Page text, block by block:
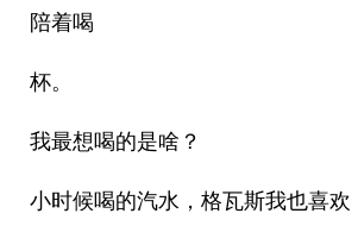
陪着喝
杯。
我最想喝的是啥？
小时候喝的汽水，格瓦斯我也喜